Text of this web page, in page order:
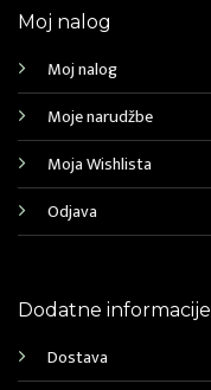
Moj nalog
Moj nalog
Moje narudžbe
Moja Wishlista
Odjava
Dodatne informacije
Dostava